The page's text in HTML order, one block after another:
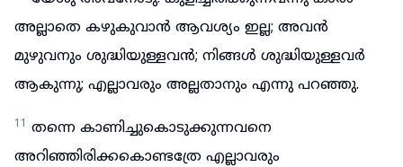
അല്ലാതെ കഴുകുവാൻ ആവശ്യം ഇല്ല; അവൻ
മുഴുവനും ശുദ്ധിയുള്ളവൻ; നിങ്ങൾ ശുദ്ധിയുള്ളവർ
ആകുന്നു; എല്ലാവരും അല്ലതാനും എന്നു പറഞ്ഞു.
11 തന്നെ കാണിച്ചുകൊടുക്കുന്നവനെ
അറിഞ്ഞിരിക്കകൊണ്ടത്രേ എല്ലാവരും